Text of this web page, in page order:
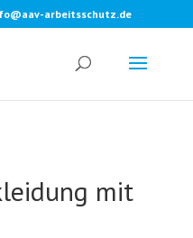
arbeitsschutz.de
mit